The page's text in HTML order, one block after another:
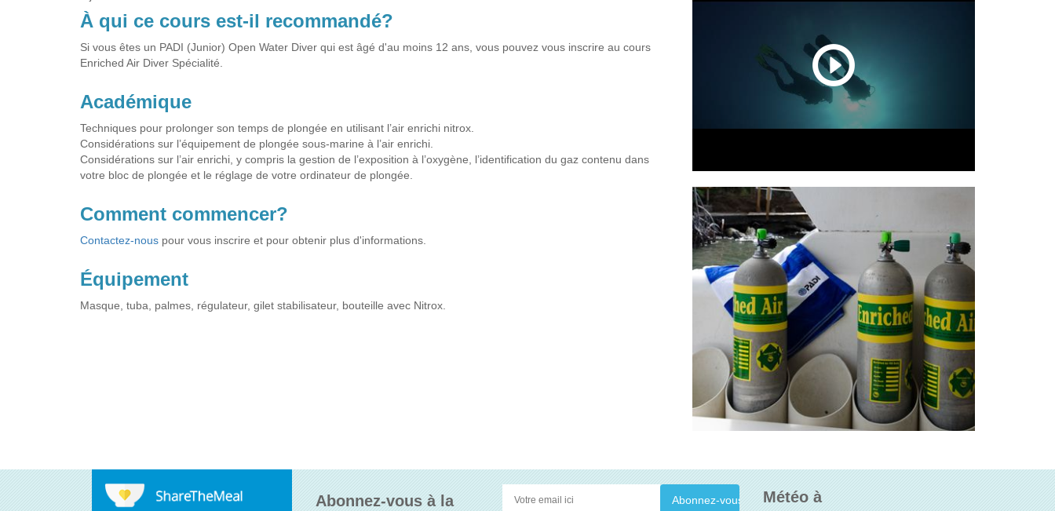
À qui ce cours est-il recommandé?
Si vous êtes un PADI (Junior) Open Water Diver qui est âgé d'au moins 12 ans, vous pouvez vous inscrire au cours
Enriched Air Diver Spécialité.
Académique
Techniques pour prolonger son temps de plongée en utilisant l’air enrichi nitrox.
Considérations sur l’équipement de plongée sous-marine à l’air enrichi.
Considérations sur l’air enrichi, y compris la gestion de l’exposition à l’oxygène, l’identification du gaz contenu dans
votre bloc de plongée et le réglage de votre ordinateur de plongée.
Comment commencer?
Contactez-nous pour vous inscrire et pour obtenir plus d'informations.
Équipement
Masque, tuba, palmes, régulateur, gilet stabilisateur, bouteille avec Nitrox.
Abonnez-vous à la
Météo à